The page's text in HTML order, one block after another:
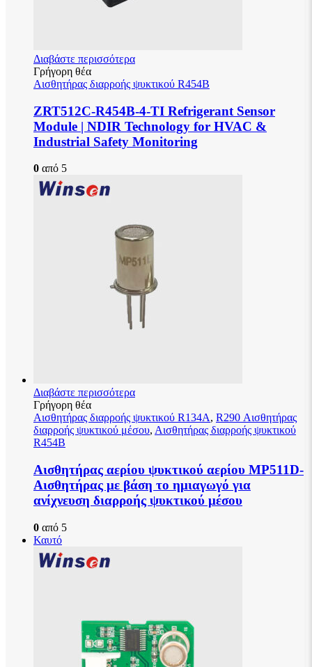
Διαβάστε περισσότερα
Γρήγορη θέα
Αισθητήρας διαρροής ψυκτικού R454B
ZRT512C-R454B-4-TI Refrigerant Sensor
Module | NDIR Technology for HVAC &
Industrial Safety Monitoring
0 από 5
Διαβάστε περισσότερα
Γρήγορη θέα
Αισθητήρας διαρροής ψυκτικού R134A, R290 Αισθητήρας
διαρροής ψυκτικού μέσου, Αισθητήρας διαρροής ψυκτικού
R454B
Αισθητήρας αερίου ψυκτικού αερίου MP511D-
Αισθητήρας με βάση το ημιαγωγό για
ανίχνευση διαρροής ψυκτικού μέσου
0 από 5
Καυτό